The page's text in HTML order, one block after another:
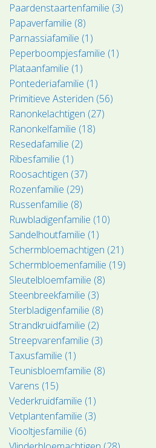
Paardenstaartenfamilie (3)
Papaverfamilie (8)
Parnassiafamilie (1)
Peperboompjesfamilie (1)
Plataanfamilie (1)
Pontederiafamilie (1)
Primitieve Asteriden (56)
Ranonkelachtigen (27)
Ranonkelfamilie (18)
Resedafamilie (2)
Ribesfamilie (1)
Roosachtigen (37)
Rozenfamilie (29)
Russenfamilie (8)
Ruwbladigenfamilie (10)
Sandelhoutfamilie (1)
Schermbloemachtigen (21)
Schermbloemenfamilie (19)
Sleutelbloemfamilie (8)
Steenbreekfamilie (3)
Sterbladigenfamilie (8)
Strandkruidfamilie (2)
Streepvarenfamilie (3)
Taxusfamilie (1)
Teunisbloemfamilie (8)
Varens (15)
Vederkruidfamilie (1)
Vetplantenfamilie (3)
Viooltjesfamilie (6)